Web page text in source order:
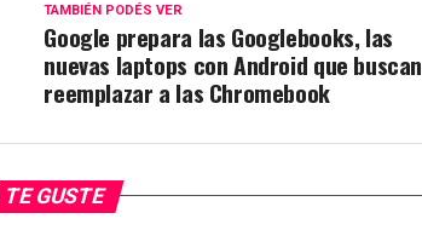
TAMBIÉN PODÉS VER
Google prepara las Googlebooks, las
nuevas laptops con Android que buscan
reemplazar a las Chromebook
TE GUSTE